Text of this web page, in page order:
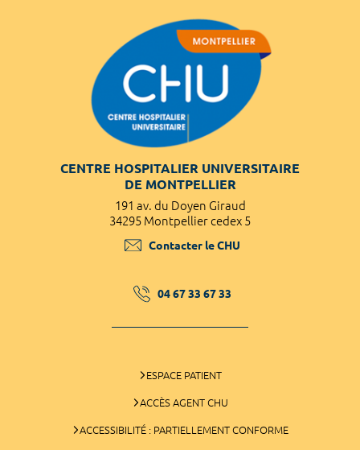
CENTRE HOSPITALIER UNIVERSITAIRE
DE MONTPELLIER
191 av. du Doyen Giraud
34295 Montpellier cedex 5
Contacter le CHU
04 67 33 67 33
ESPACE PATIENT
ACCÈS AGENT CHU
ACCESSIBILITÉ : PARTIELLEMENT CONFORME